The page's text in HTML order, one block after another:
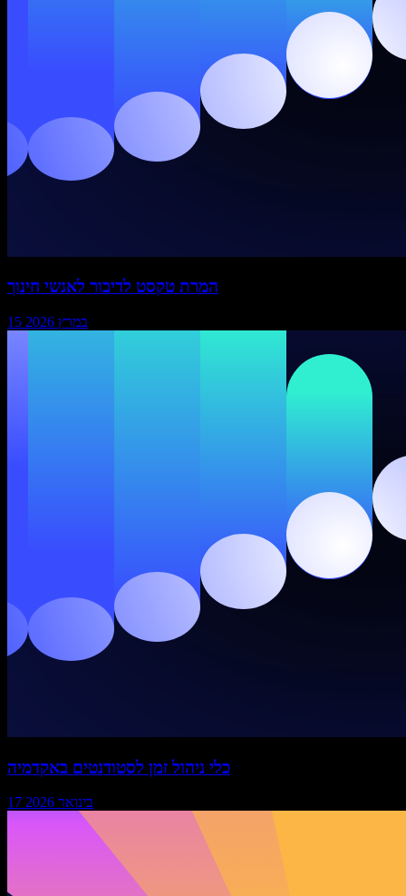
המרת טקסט לדיבור לאנשי חינוך
15 במרץ 2026
כלי ניהול זמן לסטודנטים באקדמיה
17 בינואר 2026